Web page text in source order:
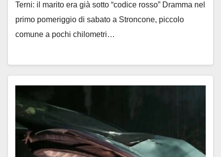
Terni: il marito era già sotto “codice rosso” Dramma nel
primo pomeriggio di sabato a Stroncone, piccolo
comune a pochi chilometri…